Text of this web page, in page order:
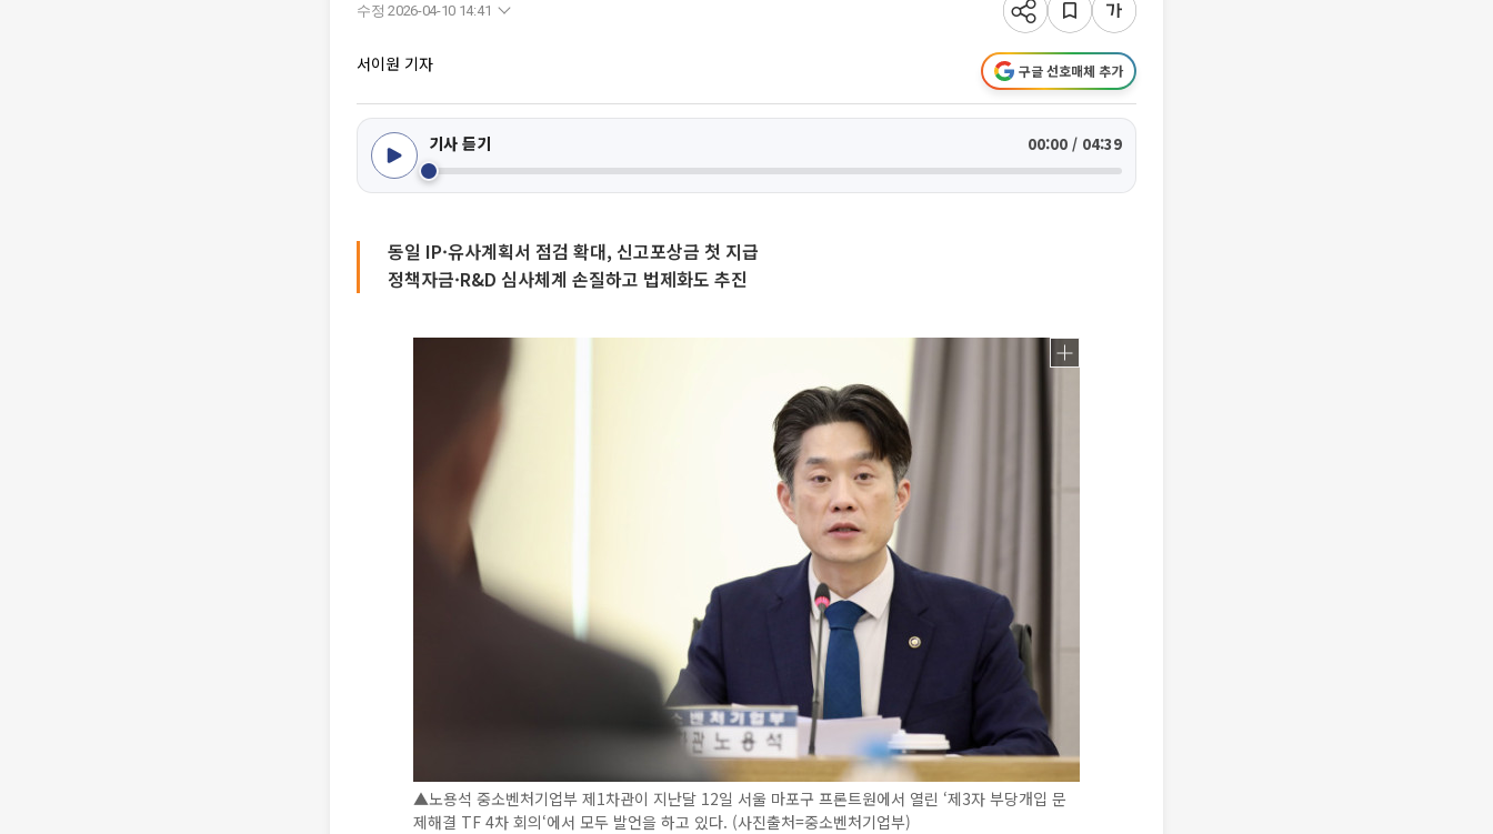
수정 2026-04-10 14:41
서이원 기자 구글 선호매체 추가
기사 듣기 00:00 / 04:39
동일 IP·유사계획서 점검 확대, 신고포상금 첫 지급
정책자금·R&D 심사체계 손질하고 법제화도 추진
▲노용석 중소벤처기업부 제1차관이 지난달 12일 서울 마포구 프론트원에서 열린 ‘제3자 부당개입 문
제해결 TF 4차 회의‘에서 모두 발언을 하고 있다. (사진출처=중소벤처기업부)